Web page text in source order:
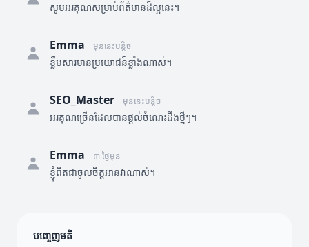
សូមអរគុណសម្រាប់ព័ត៌មានដ៏ល្អនេះ។
Emma មុននេះបន្តិច
ខ្លឹមសារមានប្រយោជន៍ខ្លាំងណាស់។
SEO_Master មុននេះបន្តិច
អរគុណច្រើនដែលបានផ្តល់ចំណេះដឹងថ្មីៗ។
Emma ៣ ថ្ងៃមុន
ខ្ញុំពិតជាចូលចិត្តអានវាណាស់។
បញ្ចេញមតិ